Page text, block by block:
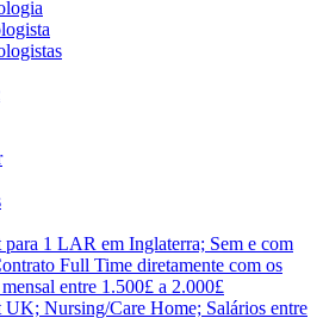
para 1 LAR em Inglaterra; Sem e com
Full Time diretamente com os
entre 1.500£ a 2.000£
UK; Nursing/Care Home; Salários entre